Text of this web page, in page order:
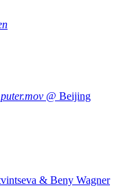
@ Beijing
& Beny Wagner